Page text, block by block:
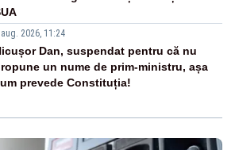
2026, 11:24
Dan, suspendat pentru că nu
un nume de prim-ministru, așa
prevede Constituția!